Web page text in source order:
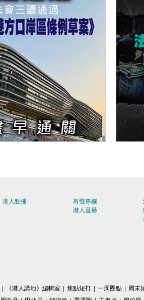
港人點播
有聲專欄
港人直播
《港人講地》編輯室 焦點短打 一周圈點 周末